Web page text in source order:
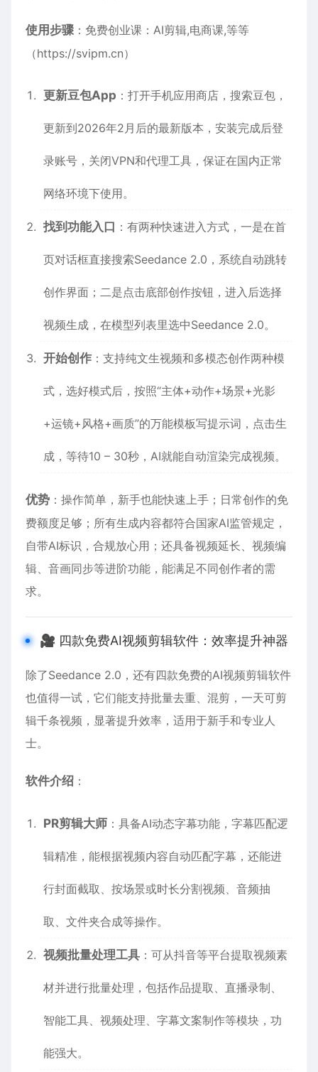
使用步骤 ：免费创业课：AI剪辑,电商课,等等
（https://svipm.cn）
更新豆包App ：打开手机应用商店，搜索豆包，
更新到2026年2月后的最新版本，安装完成后登
录账号，关闭VPN和代理工具，保证在国内正常
网络环境下使用。
找到功能入口 ：有两种快速进入方式，一是在首
页对话框直接搜索Seedance 2.0，系统自动跳转
创作界面；二是点击底部创作按钮，进入后选择
视频生成，在模型列表里选中Seedance 2.0。
开始创作 ：支持纯文生视频和多模态创作两种模
式，选好模式后，按照“主体+动作+场景+光影
+运镜+风格+画质”的万能模板写提示词，点击生
成，等待10 – 30秒，AI就能自动渲染完成视频。
优势 ：操作简单，新手也能快速上手；日常创作的免
费额度足够；所有生成内容都符合国家AI监管规定，
自带AI标识，合规放心用；还具备视频延长、视频编
辑、音画同步等进阶功能，能满足不同创作者的需
求。
🎥 四款免费AI视频剪辑软件：效率提升神器
除了Seedance 2.0，还有四款免费的AI视频剪辑软件
也值得一试，它们能支持批量去重、混剪，一天可剪
辑千条视频，显著提升效率，适用于新手和专业人
士。
软件介绍 ：
PR剪辑大师 ：具备AI动态字幕功能，字幕匹配逻
辑精准，能根据视频内容自动匹配字幕，还能进
行封面截取、按场景或时长分割视频、音频抽
取、文件夹合成等操作。
视频批量处理工具 ：可从抖音等平台提取视频素
材并进行批量处理，包括作品提取、直播录制、
智能工具、视频处理、字幕文案制作等模块，功
能强大。